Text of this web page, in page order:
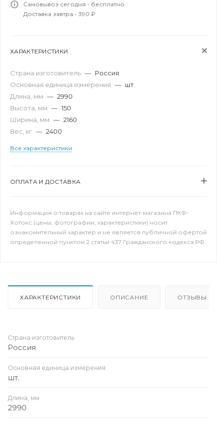
Самовывоз сегодня - бесплатно
Доставка завтра - 390 ₽
ХАРАКТЕРИСТИКИ
Страна изготовитель — Россия
Основная единица измерения — шт.
Длина, мм — 2990
Высота, мм — 150
Ширина, мм — 2160
Вес, кг — 2400
Все характеристики
ОПЛАТА И ДОСТАВКА
Информация о товарах на сайте интернет-магазина ПКФ-
Хотокс (цены, фотографии, характеристики) носит
ознакомительный характер и не является публичной офертой
определенной пунктом 2 статьи 437 Гражданского кодекса РФ.
ХАРАКТЕРИСТИКИ ОПИСАНИЕ ОТЗЫВЫ
Страна изготовитель
Россия
Основная единица измерения
шт.
Длина, мм
2990